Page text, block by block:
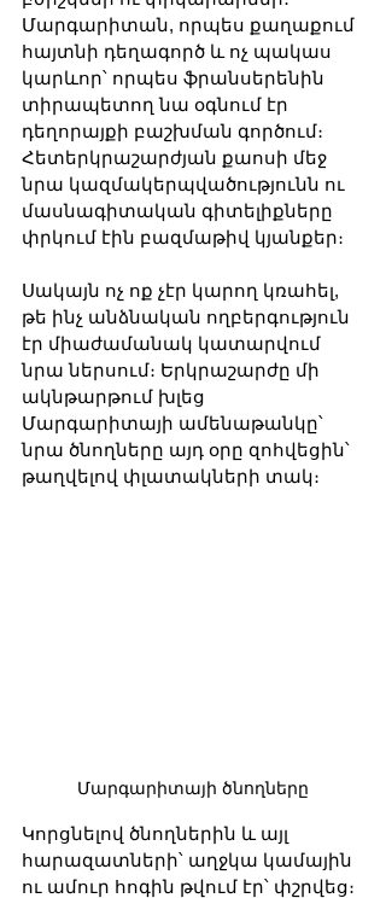
Մարգարիտան, որպես քաղաքում
հայտնի դեղագործ և ոչ պակաս
կարևոր՝ որպես ֆրանսերենին
տիրապետող նա օգնում էր
դեղորայքի բաշխման գործում։
Հետերկրաշարժյան քաոսի մեջ
նրա կազմակերպվածությունն ու
մասնագիտական գիտելիքները
փրկում էին բազմաթիվ կյանքեր։
Սակայն ոչ ոք չէր կարող կռահել,
թե ինչ անձնական ողբերգություն
էր միաժամանակ կատարվում
նրա ներսում։ Երկրաշարժը մի
ակնթարթում խլեց
Մարգարիտայի ամենաթանկը՝
նրա ծնողները այդ օրը զոհվեցին՝
թաղվելով փլատակների տակ։
Մարգարիտայի ծնողները
Կորցնելով ծնողներին և այլ
հարազատների՝ աղջկա կամային
ու ամուր հոգին թվում էր՝ փշրվեց։